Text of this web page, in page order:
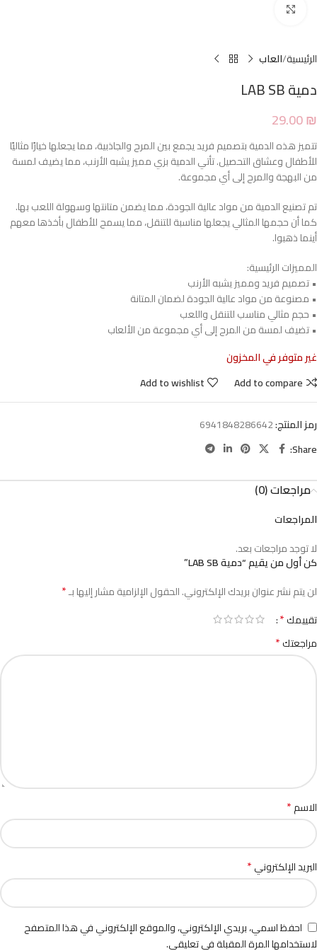
الرئيسية العاب
دمية LAB SB
29.00₪
تتميز هذه الدمية بتصميم فريد يجمع بين المرح والجاذبية، مما يجعلها خيارًا مثاليًا
للأطفال وعشاق التحصيل. تأتي الدمية بزي مميز يشبه الأرنب، مما يضيف لمسة
من البهجة والمرح إلى أي مجموعة.
تم تصنيع الدمية من مواد عالية الجودة، مما يضمن متانتها وسهولة اللعب بها.
كما أن حجمها المثالي يجعلها مناسبة للتنقل، مما يسمح للأطفال بأخذها معهم
أينما ذهبوا.
المميزات الرئيسية:
• تصميم فريد ومميز يشبه الأرنب
• مصنوعة من مواد عالية الجودة لضمان المتانة
• حجم مثالي مناسب للتنقل واللعب
• تضيف لمسة من المرح إلى أي مجموعة من الألعاب
غير متوفر في المخزون
Add to compare
Add to wishlist
رمز المنتج:6941848286642
Share:
مراجعات (0)
المراجعات
لا توجد مراجعات بعد.
كن أول من يقيم “دمية LAB SB”
لن يتم نشر عنوان بريدك الإلكتروني.الحقول الإلزامية مشار إليها بـ*
تقييمك*
مراجعتك*
الاسم*
البريد الإلكتروني*
احفظ اسمي، بريدي الإلكتروني، والموقع الإلكتروني في هذا المتصفح
لاستخدامها المرة المقبلة في تعليقي.